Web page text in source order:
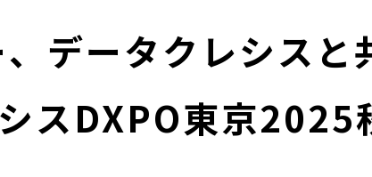
データクレシス
スDXPO東京2025